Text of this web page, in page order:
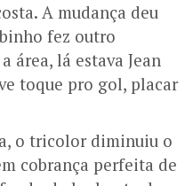
A mudança deu
fez outro
área, lá estava Jean
toque pro gol, placar
o tricolor diminuiu o
cobrança perfeita de